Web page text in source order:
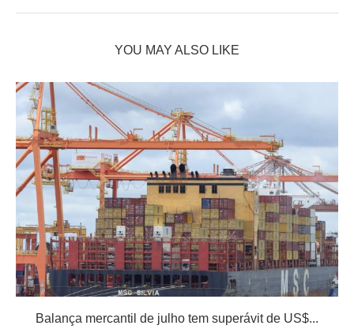
YOU MAY ALSO LIKE
Balança mercantil de julho tem superávit de US$...